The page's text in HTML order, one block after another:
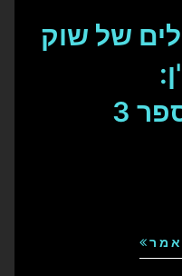
של שוק
3